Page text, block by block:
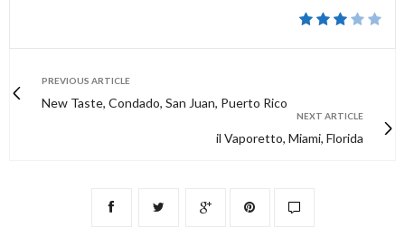
PREVIOUS ARTICLE
New Taste, Condado, San Juan, Puerto Rico
NEXT ARTICLE
il Vaporetto, Miami, Florida